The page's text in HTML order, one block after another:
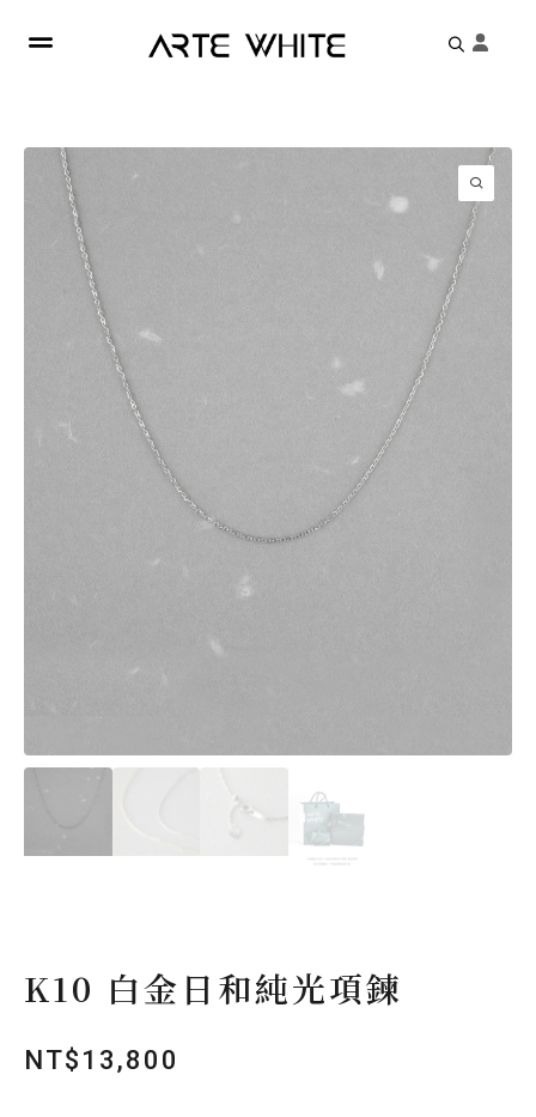
K10 白金日和純光項鍊
NT$ 13,800